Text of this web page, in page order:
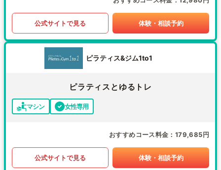
公式サイトで見る 体験・相談予約
ピラティス&ジム1to1
ピラティスとゆるトレ
マシン 女性専用
おすすめコース料金 179,685円
公式サイトで見る 体験・相談予約